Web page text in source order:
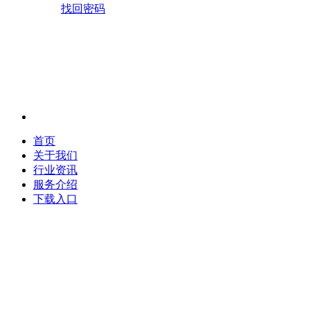
找回密码
首页
关于我们
行业资讯
服务介绍
下载入口